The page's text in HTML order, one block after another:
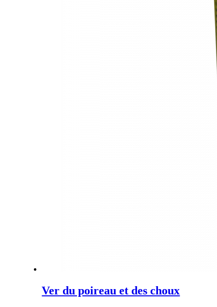
Ver du poireau et des choux